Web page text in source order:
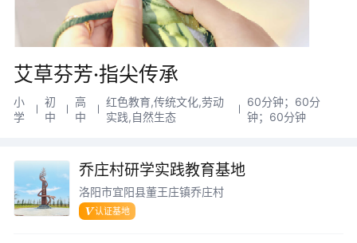
艾草芬芳·指尖传承
小
学
初
中
高
中
红色教育,传统文化,劳动
实践,自然生态
60分钟；60分
钟；60分钟
乔庄村研学实践教育基地
洛阳市宜阳县董王庄镇乔庄村
认证基地